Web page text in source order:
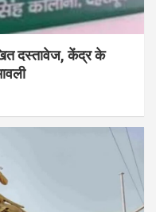
दस्तावेज, केंद्र के